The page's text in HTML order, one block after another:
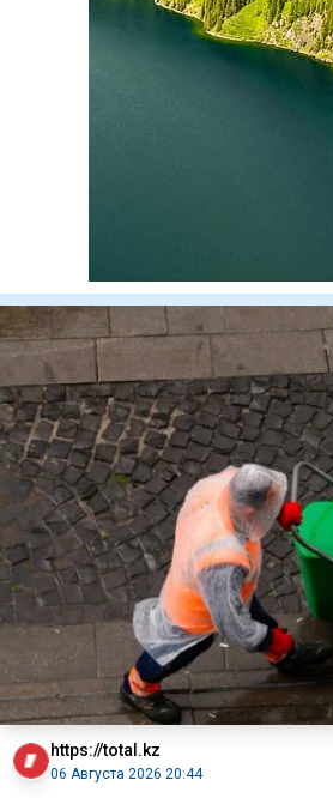
https://total.kz
06 Августа 2026 20:44